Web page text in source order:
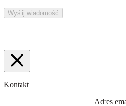
Wyślij wiadomość
Kontakt
Adres